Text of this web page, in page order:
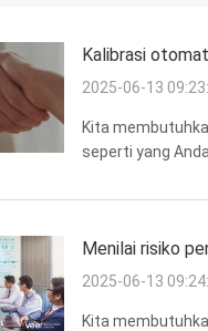
Kalibrasi
2025-06-13
Kita
seperti yang
Menilai risiko
2025-06-13
Kita